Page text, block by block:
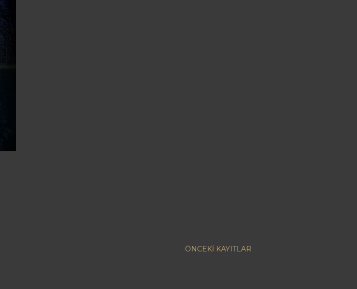
ÖNCEKI KAYITLAR